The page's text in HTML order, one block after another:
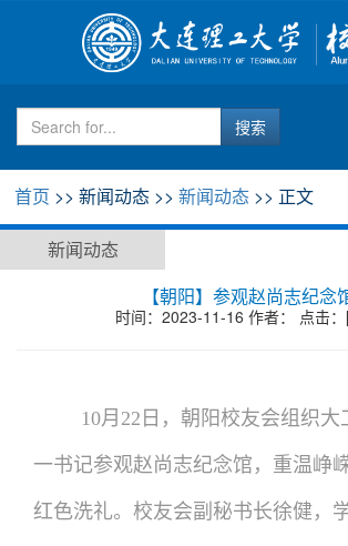
首页 >> 新闻动态 >>新闻动态 >> 正文
新闻动态
【朝阳】参观赵尚志纪念
时间：2023-11-16 作者： 点击
10月22日，朝阳校友会组织大
一书记参观赵尚志纪念馆，重温峥
红色洗礼。校友会副秘书长徐健，